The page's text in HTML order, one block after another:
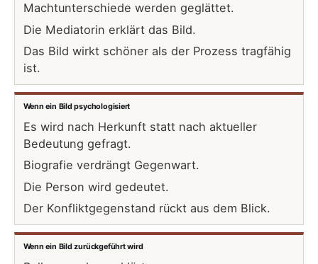
Machtunterschiede werden geglättet.
Die Mediatorin erklärt das Bild.
Das Bild wirkt schöner als der Prozess tragfähig
ist.
Wenn ein Bild psychologisiert
Es wird nach Herkunft statt nach aktueller
Bedeutung gefragt.
Biografie verdrängt Gegenwart.
Die Person wird gedeutet.
Der Konfliktgegenstand rückt aus dem Blick.
Wenn ein Bild zurückgeführt wird